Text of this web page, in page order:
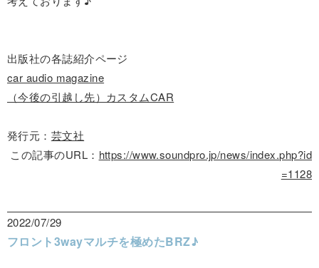
出版社の各誌紹介ページ
car audio magazine
（今後の引越し先）カスタムCAR
発行元： 芸文社
この記事のURL： https://www.soundpro.jp/news/index.php?id
=1128
2022/07/29
フロント3wayマルチを極めたBRZ♪